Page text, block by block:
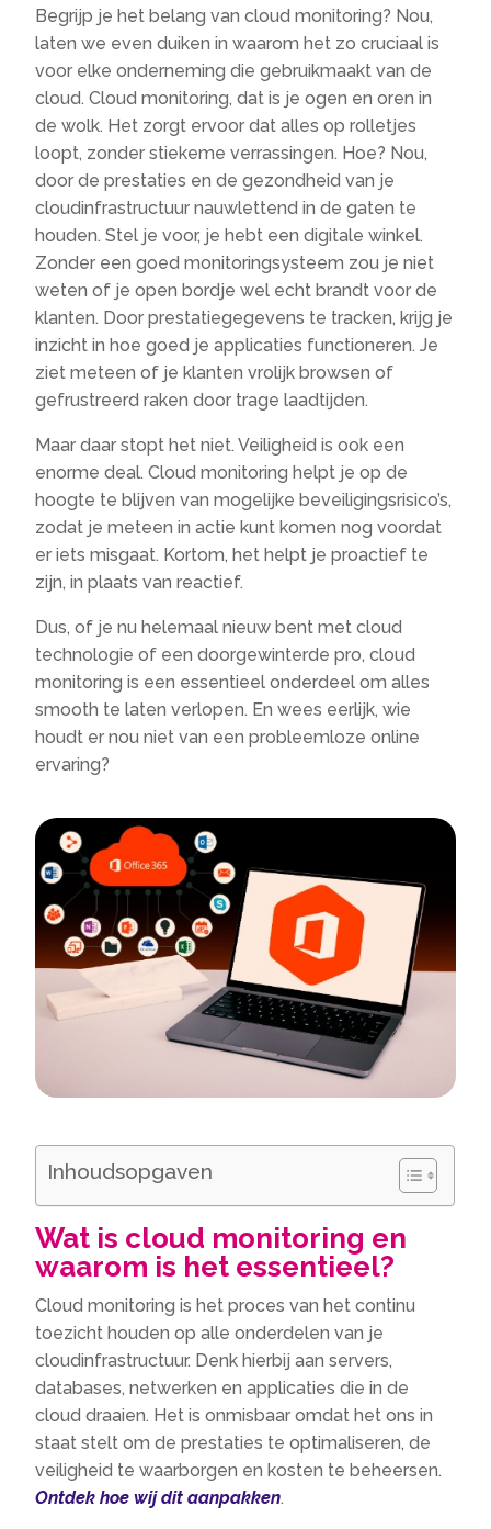
Begrijp je het belang van cloud monitoring? Nou,
laten we even duiken in waarom het zo cruciaal is
voor elke onderneming die gebruikmaakt van de
cloud. Cloud monitoring, dat is je ogen en oren in
de wolk. Het zorgt ervoor dat alles op rolletjes
loopt, zonder stiekeme verrassingen. Hoe? Nou,
door de prestaties en de gezondheid van je
cloudinfrastructuur nauwlettend in de gaten te
houden. Stel je voor, je hebt een digitale winkel.
Zonder een goed monitoringsysteem zou je niet
weten of je open bordje wel echt brandt voor de
klanten. Door prestatiegegevens te tracken, krijg je
inzicht in hoe goed je applicaties functioneren. Je
ziet meteen of je klanten vrolijk browsen of
gefrustreerd raken door trage laadtijden.
Maar daar stopt het niet. Veiligheid is ook een
enorme deal. Cloud monitoring helpt je op de
hoogte te blijven van mogelijke beveiligingsrisico’s,
zodat je meteen in actie kunt komen nog voordat
er iets misgaat. Kortom, het helpt je proactief te
zijn, in plaats van reactief.
Dus, of je nu helemaal nieuw bent met cloud
technologie of een doorgewinterde pro, cloud
monitoring is een essentieel onderdeel om alles
smooth te laten verlopen. En wees eerlijk, wie
houdt er nou niet van een probleemloze online
ervaring?
Inhoudsopgaven
Wat is cloud monitoring en
waarom is het essentieel?
Cloud monitoring is het proces van het continu
toezicht houden op alle onderdelen van je
cloudinfrastructuur. Denk hierbij aan servers,
databases, netwerken en applicaties die in de
cloud draaien. Het is onmisbaar omdat het ons in
staat stelt om de prestaties te optimaliseren, de
veiligheid te waarborgen en kosten te beheersen.
Ontdek hoe wij dit aanpakken.